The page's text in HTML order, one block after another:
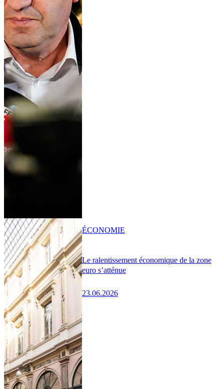
Le ralentissement économique de la zone
euro s’atténue
23.06.2026
ÉCONOMIE